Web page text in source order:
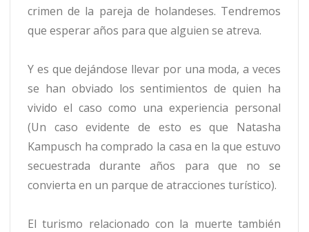
crimen de la pareja de holandeses. Tendremos
que esperar años para que alguien se atreva.
Y es que dejándose llevar por una moda, a veces
se han obviado los sentimientos de quien ha
vivido el caso como una experiencia personal
(Un caso evidente de esto es que Natasha
Kampusch ha comprado la casa en la que estuvo
secuestrada durante años para que no se
convierta en un parque de atracciones turístico).
El turismo relacionado con la muerte también